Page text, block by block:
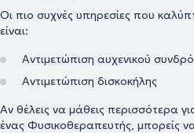
Οι πιο συχνές υπηρεσίες που
είναι:
Αντιμετώπιση αυχενικού
Αντιμετώπιση δισκοκήλης
Αν θέλεις να μάθεις περισσότερα
ένας Φυσικοθεραπευτής, μπορείς